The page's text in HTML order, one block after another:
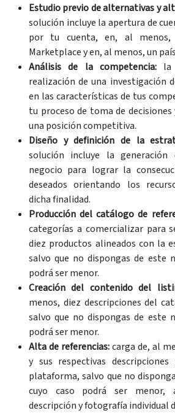
Estudio previo de alternativas y
solución incluye la apertura de
por tu cuenta, en, al menos,
Marketplace y en, al menos, un
Análisis de la competencia: la
realización de una investigación
en las características de tus
tu proceso de toma de
una posición competitiva.
Diseño y definición de la
solución incluye la
negocio para lograr la
deseados orientando los
dicha finalidad.
Producción del catálogo de
categorías a comercializar para
diez productos alineados con la
salvo que no dispongas de este
podrá ser menor.
Creación del contenido del
menos, diez descripciones del
salvo que no dispongas de este
podrá ser menor.
Alta de referencias:carga de, al
y sus respectivas
plataforma, salvo que no
cuyo caso podrá ser menor,
descripción y fotografía individual